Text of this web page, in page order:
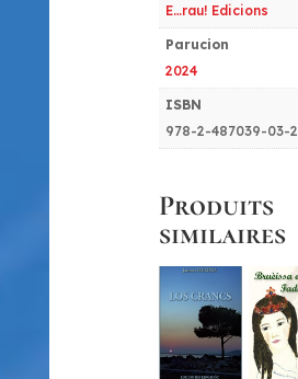
E…rau! Edicions
Parucion
2024
ISBN
978-2-487039-03-2
Produits
similaires